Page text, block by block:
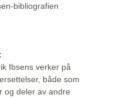
bibliografien
Ibsens verker på
både som
og deler av andre